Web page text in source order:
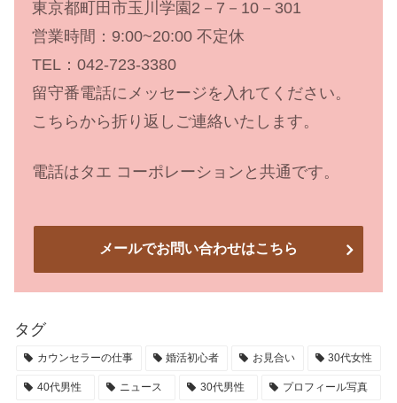
東京都町田市玉川学園2－7－10－301
営業時間：9:00~20:00 不定休
TEL：042-723-3380
留守番電話にメッセージを入れてください。
こちらから折り返しご連絡いたします。
電話はタエ コーポレーションと共通です。
メールでお問い合わせはこちら
タグ
カウンセラーの仕事 婚活初心者 お見合い 30代女性
40代男性 ニュース 30代男性 プロフィール写真